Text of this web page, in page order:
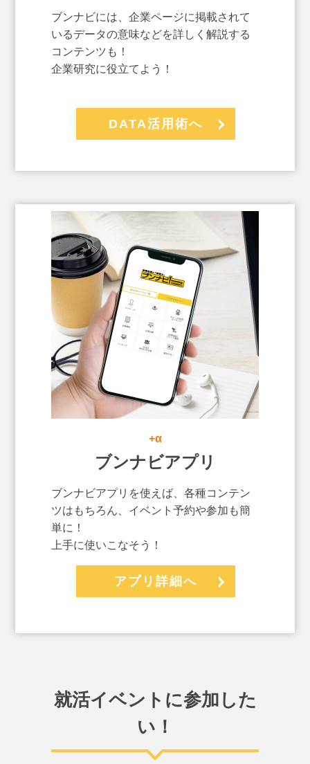
ブンナビには、企業ページに掲載されて
いるデータの意味などを詳しく解説する
コンテンツも！
企業研究に役立てよう！
DATA活用術へ
+α
ブンナビアプリ
ブンナビアプリを使えば、各種コンテン
ツはもちろん、イベント予約や参加も簡
単に！
上手に使いこなそう！
アプリ詳細へ
就活イベントに参加した
い！